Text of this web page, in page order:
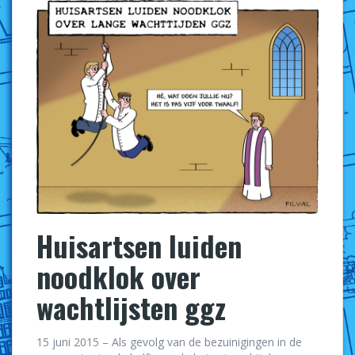
Huisartsen luiden
noodklok over
wachtlijsten ggz
15 juni 2015 – Als gevolg van de bezuinigingen in de